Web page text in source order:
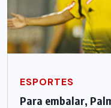
ESPORTES
Para embalar,